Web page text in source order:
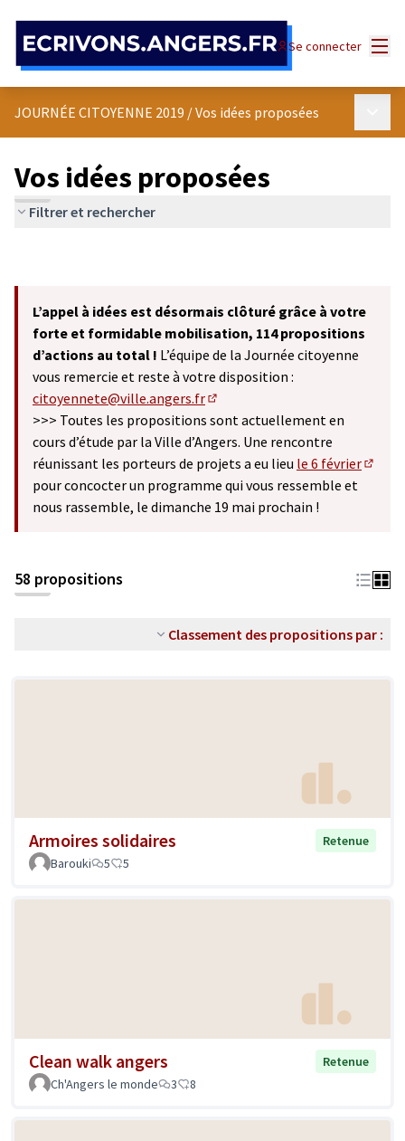
Se connecter
JOURNÉE CITOYENNE 2019 /Vos idées proposées
Vos idées proposées
Filtrer et rechercher
L’appel à idées est désormais clôturé grâce à votre
forte et formidable mobilisation, 114 propositions
d’actions au total ! L’équipe de la Journée citoyenne
vous remercie et reste à votre disposition :
citoyennete@ville.angers.fr
(S'ouvre dans un nouvel onglet)
>>> Toutes les propositions sont actuellement en
cours d’étude par la Ville d’Angers. Une rencontre
réunissant les porteurs de projets a eu lieu le 6 février
pour concocter un programme qui vous ressemble et
nous rassemble, le dimanche 19 mai prochain !
58 propositions
Classement des propositions par :
Armoires solidaires
Retenue
Barouki
5 5
Clean walk angers
Retenue
Ch'Angers le monde
3 8